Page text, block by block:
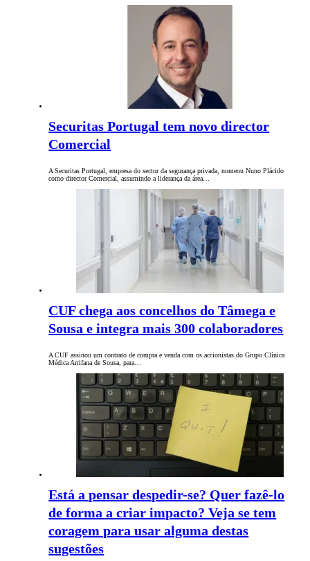
Securitas Portugal tem novo director
Comercial
A Securitas Portugal, empresa do sector da segurança privada, nomeou Nuno Plácido
como director Comercial, assumindo a liderança da área…
CUF chega aos concelhos do Tâmega e
Sousa e integra mais 300 colaboradores
A CUF assinou um contrato de compra e venda com os accionistas do Grupo Clínica
Médica Arrifana de Sousa, para…
Está a pensar despedir-se? Quer fazê-lo
de forma a criar impacto? Veja se tem
coragem para usar alguma destas
sugestões